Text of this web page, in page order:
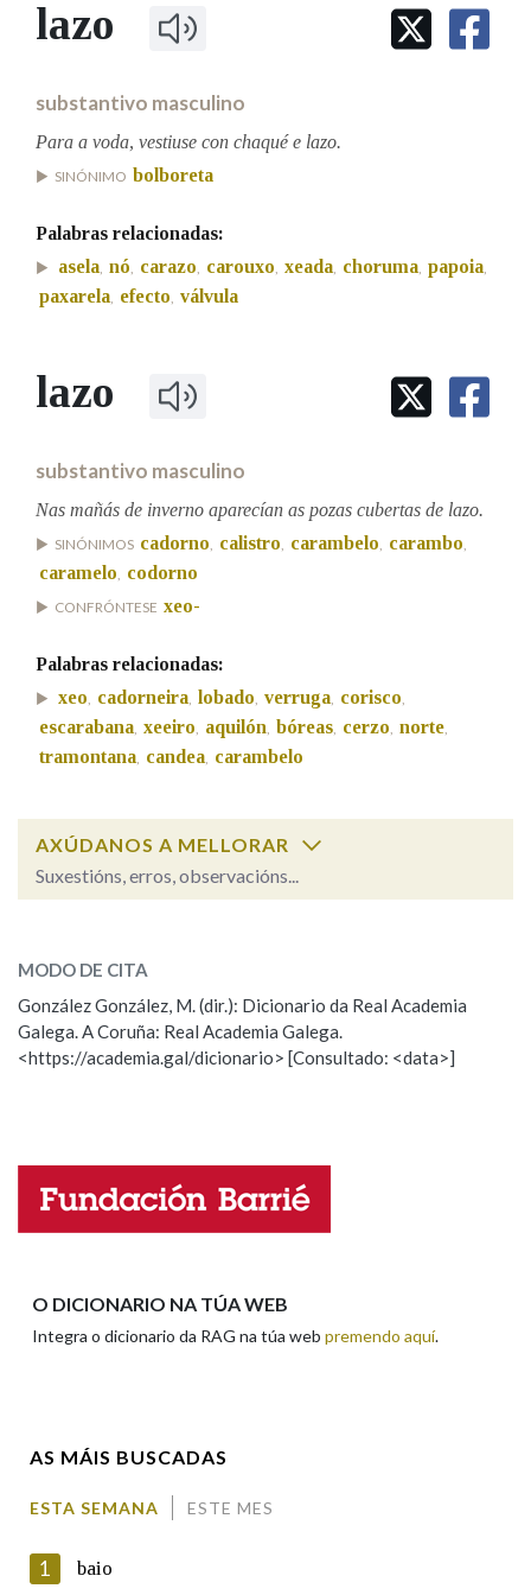
IDENTIDADE CORPORATIVA
MARCIAL DEL ADALID
FIGURAS HOMENAXEADAS
PRIMAVERA DAS LETRAS
Facebook
TwitterYoutubeInstagram
Bluesky
BUSCAR NOS LEMAS
Remata por
Contén
Nos exemplos
Na fraseoloxía
OUTRAS OPCIÓNS DE BUSCA
Marcas gramaticais
Pertence a
lazo
substantivo masculino
Para a voda, vestiuse con chaqué e lazo.
SINÓNIMO bolboreta
Palabras relacionadas:
asela, nó, carazo, carouxo, xeada, choruma, papoia,
paxarela, efecto, válvula
lazo
substantivo masculino
Nas mañás de inverno aparecían as pozas cubertas de lazo.
SINÓNIMOS cadorno, calistro, carambelo, carambo,
caramelo, codorno
CONFRÓNTESE xeo-
Palabras relacionadas:
xeo, cadorneira, lobado, verruga, corisco,
escarabana, xeeiro, aquilón, bóreas, cerzo, norte,
tramontana, candea, carambelo
AXÚDANOS A MELLORAR
Suxestións, erros, observacións...
lazo (atadura, fita ou trampa)
lazo (xeo)
ESCOLLE UNHA OPCIÓN:
Propoño mellorar a definición
Falta unha voz
Comentario
MODO DE CITA
González González, M. (dir.): Dicionario da Real Academia
Galega. A Coruña: Real Academia Galega.
<https://academia.gal/dicionario> [Consultado: <data>]
O DICIONARIO NA TÚA WEB
Integra o dicionario da RAG na túa web premendo aquí.
AS MÁIS BUSCADAS
ESTA SEMANA ESTE MES
1 baio